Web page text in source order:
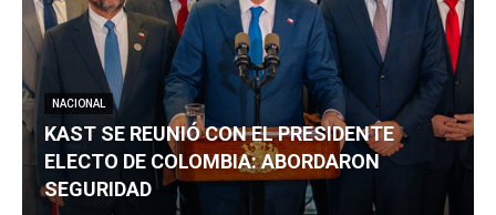
NACIONAL
KAST SE REUNIÓ CON EL PRESIDENTE
ELECTO DE COLOMBIA: ABORDARON
SEGURIDAD